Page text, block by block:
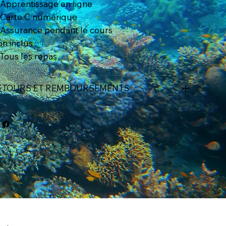
Apprentissage en ligne
Carte C numérique
Assurance pendant le cours
inclus :
les repas
ET REMBOURSEMENTS